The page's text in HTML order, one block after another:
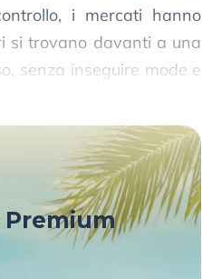
i mercati hanno
si trovano davanti a una
senza inseguire mode e